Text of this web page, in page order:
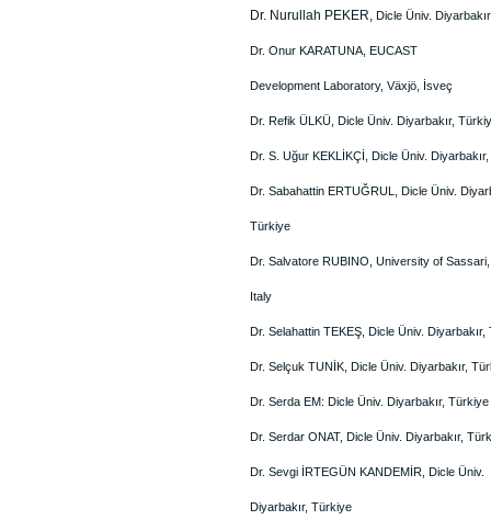
Dr. Nurullah PEKER, Dicle Üniv.
Dr. Onur KARATUNA, EUCAST
Development Laboratory, Växjö, İsveç
Dr. Refik ÜLKÜ, Dicle Üniv. Diyarbakır,
Dr. S. Uğur KEKLİKÇİ, Dicle Üniv.
Dr. Sabahattin ERTUĞRUL, Dicle Üniv.
Türkiye
Dr. Salvatore RUBINO, University of
Italy
Dr. Selahattin TEKEŞ, Dicle Üniv. Diyarbakır,
Dr. Selçuk TUNİK, Dicle Üniv. Diyarbakır,
Dr. Serda EM: Dicle Üniv. Diyarbakır, Türkiye
Dr. Serdar ONAT, Dicle Üniv. Diyarbakır,
Dr. Sevgi İRTEGÜN KANDEMİR, Dicle Üniv.
Diyarbakır, Türkiye